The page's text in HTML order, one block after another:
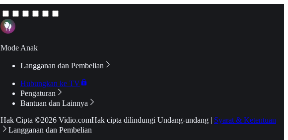
Mode Anak
Langganan dan Pembelian
Hubungkan ke TV
Pengaturan
Bantuan dan Lainnya
Hak Cipta ©2026 Vidio.comHak cipta dilindungi Undang-undang | Syarat & Ketentuan
Langganan dan Pembelian